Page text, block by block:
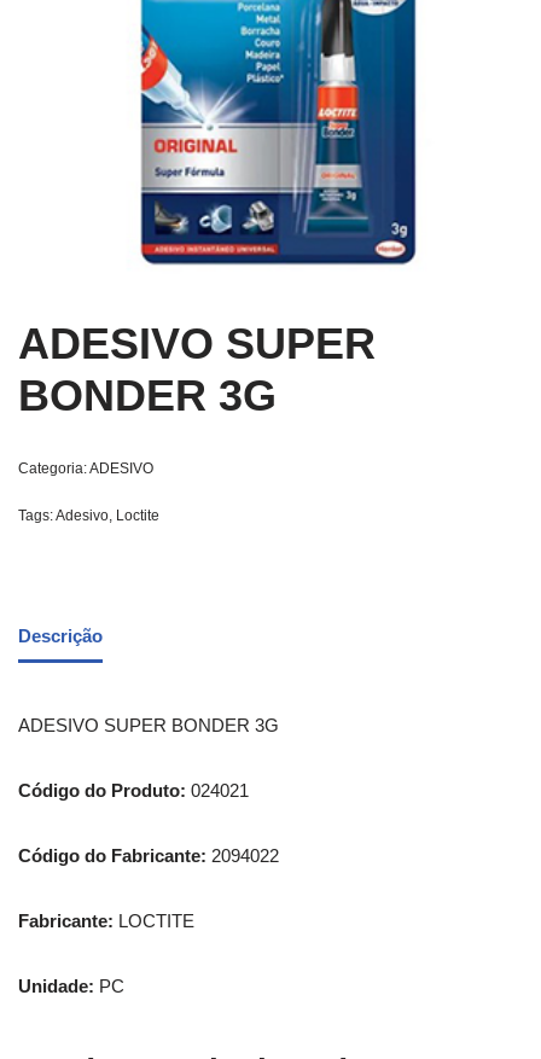
ADESIVO SUPER
BONDER 3G
Categoria:ADESIVO
Tags:Adesivo, Loctite
Descrição
ADESIVO SUPER BONDER 3G
Código do Produto: 024021
Código do Fabricante: 2094022
Fabricante: LOCTITE
Unidade: PC